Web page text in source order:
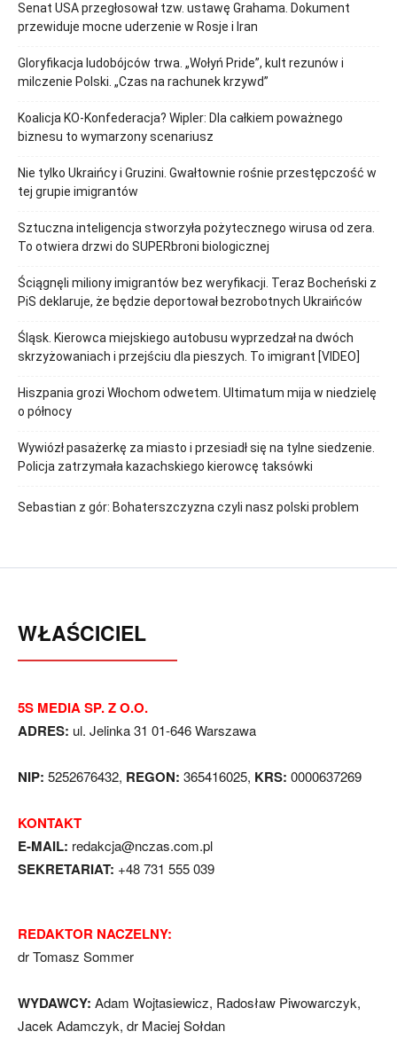
Senat USA przegłosował tzw. ustawę Grahama. Dokument
przewiduje mocne uderzenie w Rosje i Iran
Gloryfikacja ludobójców trwa. „Wołyń Pride”, kult rezunów i
milczenie Polski. „Czas na rachunek krzywd”
Koalicja KO-Konfederacja? Wipler: Dla całkiem poważnego
biznesu to wymarzony scenariusz
Nie tylko Ukraińcy i Gruzini. Gwałtownie rośnie przestępczość w
tej grupie imigrantów
Sztuczna inteligencja stworzyła pożytecznego wirusa od zera.
To otwiera drzwi do SUPERbroni biologicznej
Ściągnęli miliony imigrantów bez weryfikacji. Teraz Bocheński z
PiS deklaruje, że będzie deportował bezrobotnych Ukraińców
Śląsk. Kierowca miejskiego autobusu wyprzedzał na dwóch
skrzyżowaniach i przejściu dla pieszych. To imigrant [VIDEO]
Hiszpania grozi Włochom odwetem. Ultimatum mija w niedzielę
o północy
Wywiózł pasażerkę za miasto i przesiadł się na tylne siedzenie.
Policja zatrzymała kazachskiego kierowcę taksówki
Sebastian z gór: Bohaterszczyzna czyli nasz polski problem
WŁAŚCICIEL
5S MEDIA SP. Z O.O.
ADRES: ul. Jelinka 31 01-646 Warszawa
NIP: 5252676432, REGON: 365416025, KRS: 0000637269
KONTAKT
E-MAIL: redakcja@nczas.com.pl
SEKRETARIAT: +48 731 555 039
REDAKTOR NACZELNY:
dr Tomasz Sommer
WYDAWCY: Adam Wojtasiewicz, Radosław Piwowarczyk,
Jacek Adamczyk, dr Maciej Sołdan